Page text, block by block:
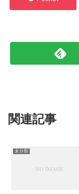
関連記事
未分類